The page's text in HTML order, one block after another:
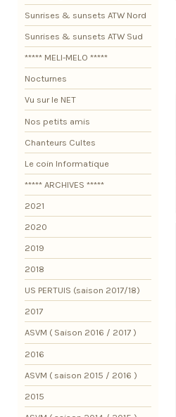
Sunrises & sunsets ATW Nord
Sunrises & sunsets ATW Sud
***** MELI-MELO *****
Nocturnes
Vu sur le NET
Nos petits amis
Chanteurs Cultes
Le coin Informatique
***** ARCHIVES *****
2021
2020
2019
2018
US PERTUIS (saison 2017/18)
2017
ASVM ( Saison 2016 / 2017 )
2016
ASVM ( saison 2015 / 2016 )
2015